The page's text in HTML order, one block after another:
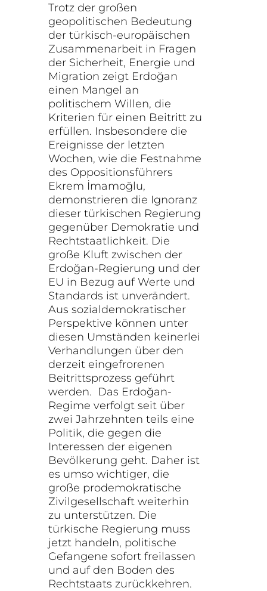
Trotz der großen
geopolitischen Bedeutung
der türkisch-europäischen
Zusammenarbeit in Fragen
der Sicherheit, Energie und
Migration zeigt Erdoğan
einen Mangel an
politischem Willen, die
Kriterien für einen Beitritt zu
erfüllen. Insbesondere die
Ereignisse der letzten
Wochen, wie die Festnahme
des Oppositionsführers
Ekrem İmamoğlu,
demonstrieren die Ignoranz
dieser türkischen Regierung
gegenüber Demokratie und
Rechtstaatlichkeit. Die
große Kluft zwischen der
Erdoğan-Regierung und der
EU in Bezug auf Werte und
Standards ist unverändert.
Aus sozialdemokratischer
Perspektive können unter
diesen Umständen keinerlei
Verhandlungen über den
derzeit eingefrorenen
Beitrittsprozess geführt
werden. Das Erdoğan-
Regime verfolgt seit über
zwei Jahrzehnten teils eine
Politik, die gegen die
Interessen der eigenen
Bevölkerung geht. Daher ist
es umso wichtiger, die
große prodemokratische
Zivilgesellschaft weiterhin
zu unterstützen. Die
türkische Regierung muss
jetzt handeln, politische
Gefangene sofort freilassen
und auf den Boden des
Rechtstaats zurückkehren.